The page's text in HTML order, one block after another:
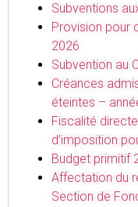
Subventions
Provision pour
2026
Subvention au
Créances
éteintes –
Fiscalité
d’imposition
Budget primitif
Affectation du
Section de